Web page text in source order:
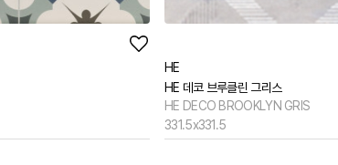
[뉴피오] '아래로' 향하는 넓은 폭포수
[신상품] 더욱 완벽해진 '뉴피오'
[뉴코인] 라운드(●) 수전핸들을 편하게 컨트롤할 수 있다고??
[뉴코인청소건] 허리 굽히지 마세요! 변기 뒤로 숨기지도 마세요!
HE
HE 데코 브루클린 그리스
HE DECO BROOKLYN GRIS
331.5x331.5